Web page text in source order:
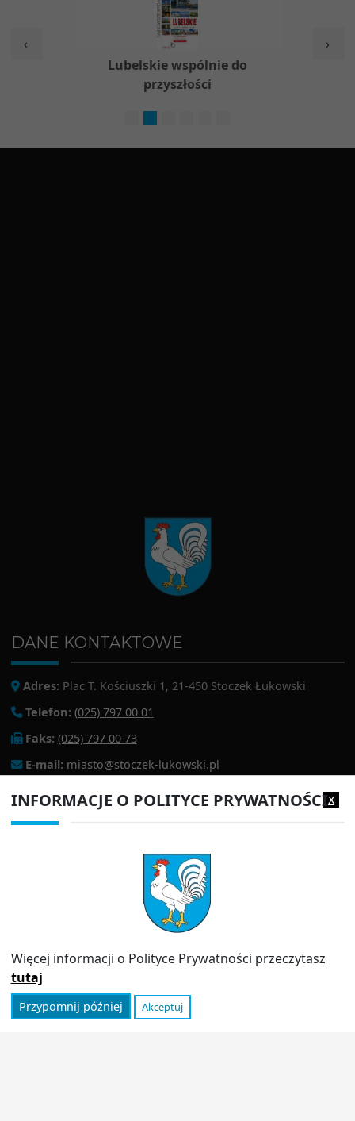
Lubelskie wspólnie do
przyszłości
‹ ›
DANE KONTAKTOWE
Adres: Plac T. Kościuszki 1, 21-450 Stoczek Łukowski
Telefon: (025) 797 00 01
Faks: (025) 797 00 73
E-mail: miasto@stoczek-lukowski.pl
PRZYDATNE LINKI
Polityka prywatności
Informator
x
INFORMACJE O POLITYCE PRYWATNOŚCI
Więcej informacji o Polityce Prywatności przeczytasz
tutaj
Przypomnij później Akceptuj